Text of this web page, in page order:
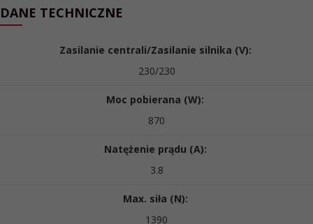
DANE TECHNICZNE
Zasilanie centrali/Zasilanie silnika (V):
230/230
Moc pobierana (W):
870
Natężenie prądu (A):
3.8
Max. siła (N):
1390